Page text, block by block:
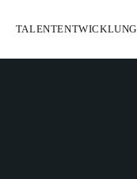
TALENTENTWICKLUNG